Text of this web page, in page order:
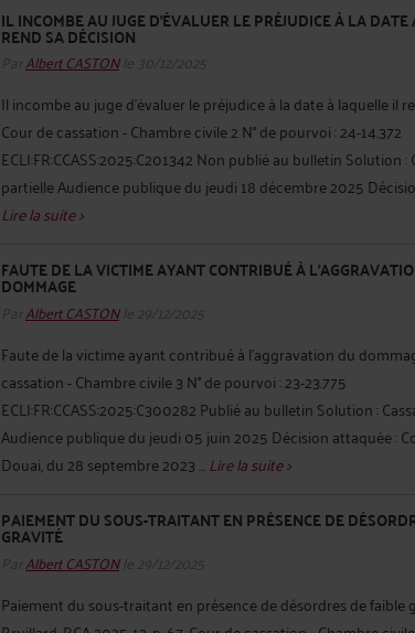
IL INCOMBE AU JUGE D'ÉVALUER LE PRÉJUDICE À LA
REND SA DÉCISION
ParAlbert CASTONle 30/12/2025
Il incombe au juge d'évaluer le préjudice à la date à laquelle il
Cour de cassation - Chambre civile 2 N° de pourvoi : 24-14.372
ECLI:FR:CCASS:2025:C201342 Non publié au bulletin Solution :
partielle Audience publique du jeudi 18 décembre 2025
Lire la suite >
FAUTE DE LA VICTIME AYANT CONTRIBUÉ À
DOMMAGE
ParAlbert CASTONle 29/12/2025
Faute de la victime ayant contribué à l'aggravation du
cassation - Chambre civile 3 N° de pourvoi : 23-23.775
ECLI:FR:CCASS:2025:C300282 Publié au bulletin Solution :
Audience publique du jeudi 05 juin 2025 Décision attaquée :
Douai, du 28 septembre 2023 ...Lire la suite >
PAIEMENT DU SOUS-TRAITANT EN PRÉSENCE DE
GRAVITÉ
ParAlbert CASTONle 29/12/2025
Paiement du sous-traitant en présence de désordres de faible